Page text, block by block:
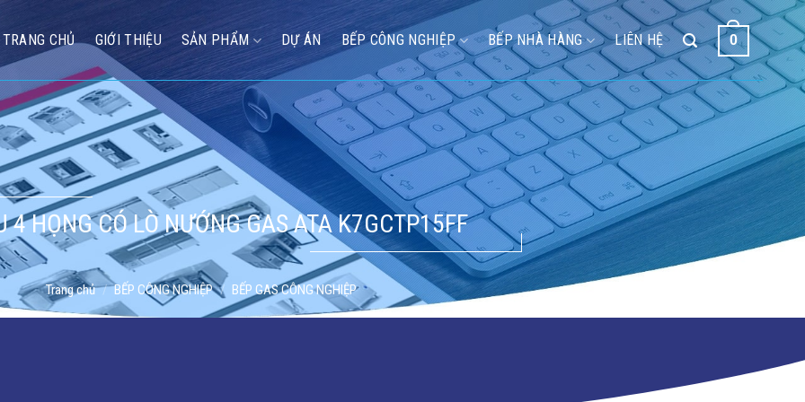
TRANG CHỦ GIỚI THIỆU SẢN PHẨM DỰ ÁN BẾP CÔNG NGHIỆP BẾP NHÀ HÀNG LIÊN HỆ 0
4 HỌNG CÓ LÒ NƯỚNG GAS ATA K7GCTP15FF
Trang chủ / BẾP CÔNG NGHIỆP / BẾP GAS CÔNG NGHIỆP